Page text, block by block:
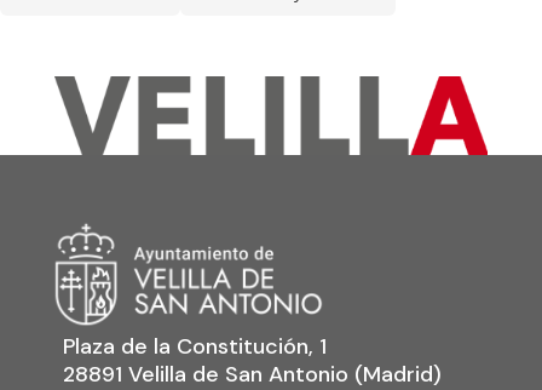
Plaza de la Constitución, 1
28891 Velilla de San Antonio (Madrid)